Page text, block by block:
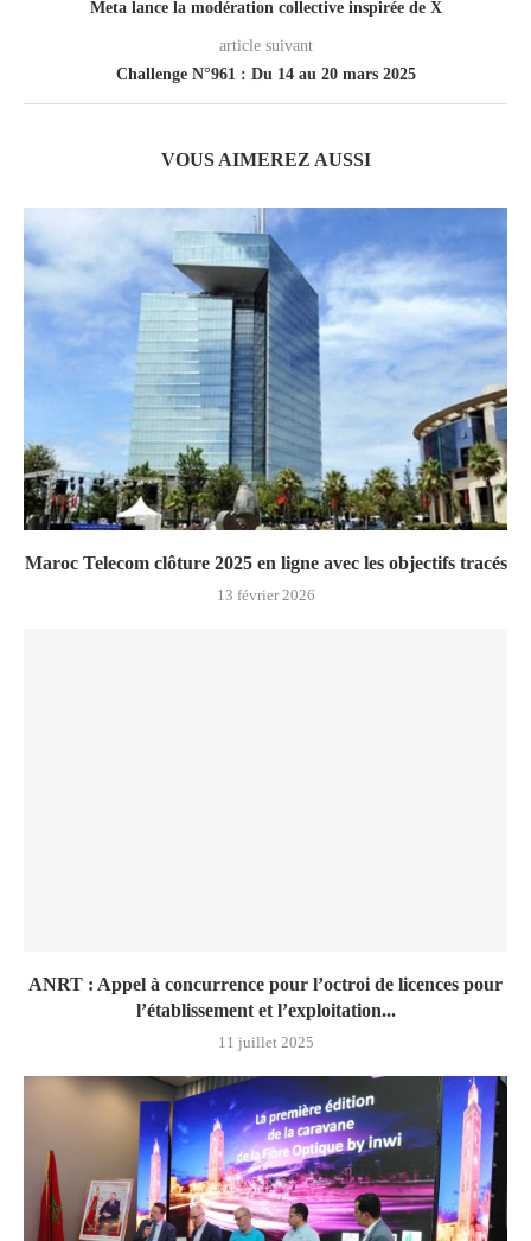
Meta lance la modération collective inspirée de X
article suivant
Challenge N°961 : Du 14 au 20 mars 2025
VOUS AIMEREZ AUSSI
Maroc Telecom clôture 2025 en ligne avec les objectifs tracés
13 février 2026
ANRT : Appel à concurrence pour l’octroi de licences pour
l’établissement et l’exploitation...
11 juillet 2025